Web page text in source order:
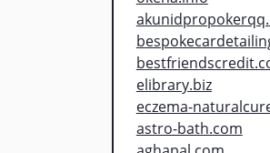
elibrary.biz
eczema-
astro-bath.com